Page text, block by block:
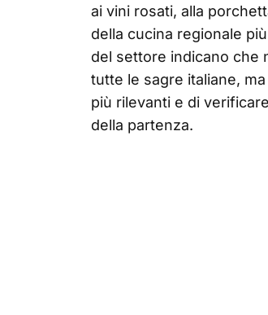
ai vini rosati, alla
della cucina regionale
del settore indicano che
tutte le sagre italiane,
più rilevanti e di
della partenza.